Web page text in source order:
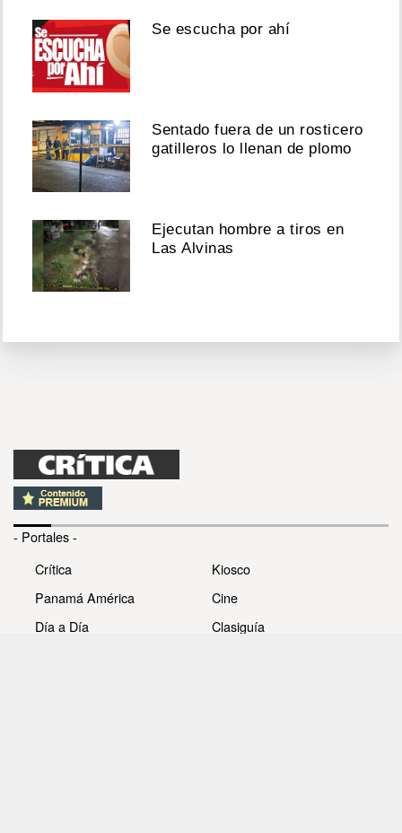
Se escucha por ahí
Sentado fuera de un rosticero
gatilleros lo llenan de plomo
Ejecutan hombre a tiros en
Las Alvinas
- Portales -
Crítica
Panamá América
Día a Día
Kiosco
Cine
Clasiguía